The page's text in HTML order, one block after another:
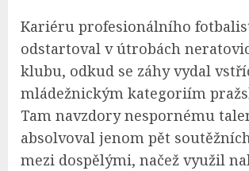
Kariéru profesionálního
odstartoval v útrobách
klubu, odkud se záhy vydal
mládežnickým kategoriím
Tam navzdory nespornému
absolvoval jenom pět
mezi dospělými, načež využil